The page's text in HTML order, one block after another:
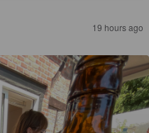
19 hours ago